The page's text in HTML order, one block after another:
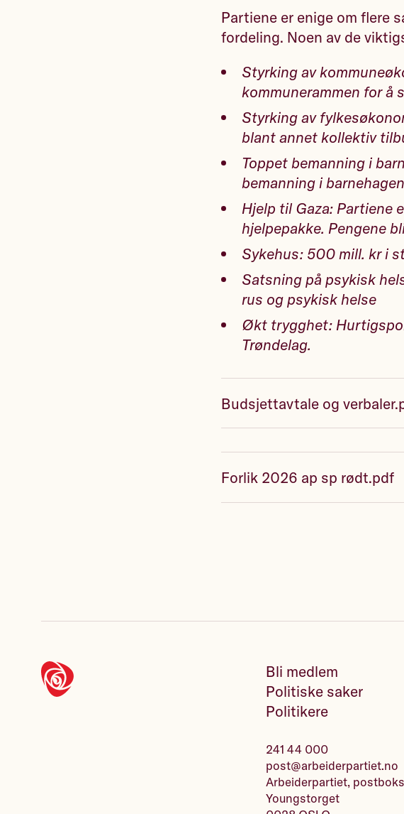
Partiene er enige om flere
fordeling. Noen av de
Styrking av
kommunerammen for å
Styrking av
blant annet kollektiv
Toppet bemanning i
bemanning i
Hjelp til Gaza: Partiene
hjelpepakke. Pengene
Sykehus: 500 mill. kr i
Satsning på psykisk
rus og psykisk helse
Økt trygghet:
Trøndelag.
Budsjettavtale og
Forlik 2026 ap sp rødt.pdf
Bli medlem
Politiske saker
Politikere
241 44 000
post@arbeiderpartiet.no
Arbeiderpartiet,
Youngstorget